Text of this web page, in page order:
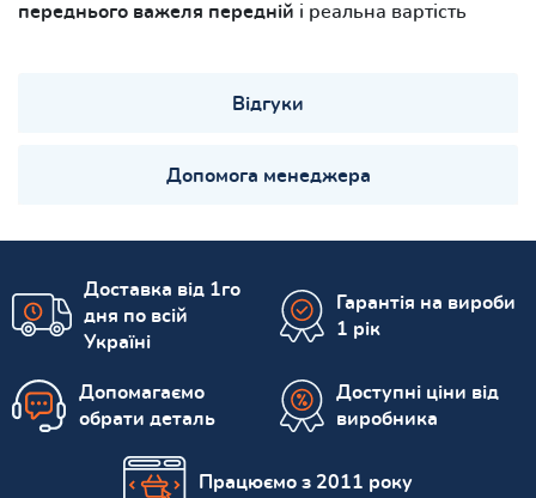
переднього важеля передній і реальна вартість
Відгуки
Допомога менеджера
Доставка від 1го
дня по всій
Україні
Гарантія на вироби
1 рік
Допомагаємо
обрати деталь
Доступні ціни від
виробника
Працюємо з 2011 року